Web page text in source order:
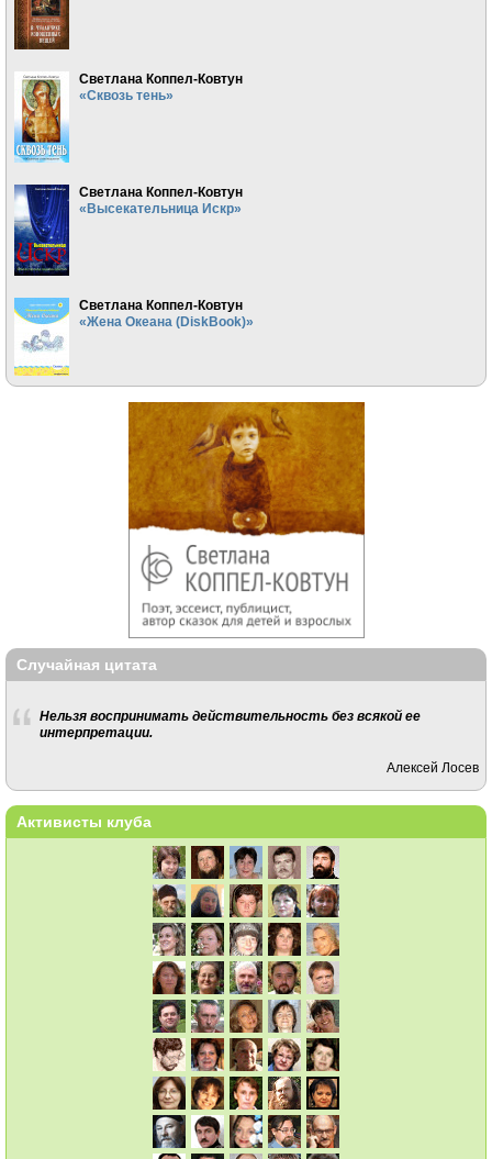
Светлана Коппел-Ковтун
«Сквозь тень»
Светлана Коппел-Ковтун
«Высекательница Искр»
Светлана Коппел-Ковтун
«Жена Океана (DiskBook)»
Случайная цитата
Нельзя воспринимать действительность без всякой ее
интерпретации.
Алексей Лосев
Активисты клуба